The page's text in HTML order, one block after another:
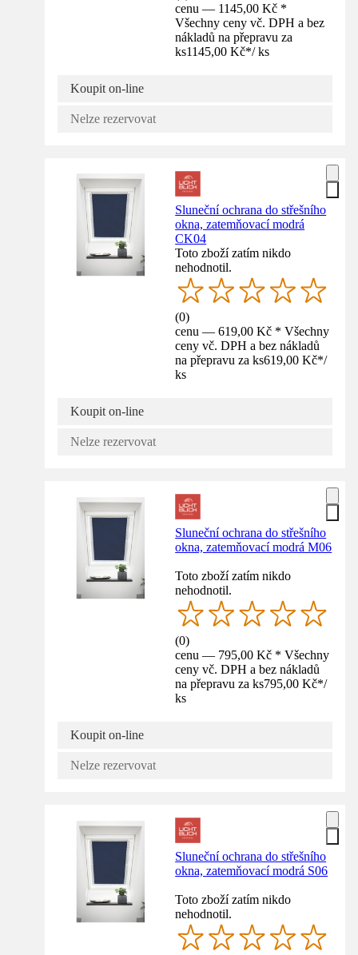
cenu — 1145,00 Kč *
Všechny ceny vč. DPH a bez
nákladů na přepravu za
ks1145,00 Kč*/ ks
Koupit on-line
Nelze rezervovat
Sluneční ochrana do střešního
okna, zatemňovací modrá
CK04
Toto zboží zatím nikdo
nehodnotil.
(0)
cenu — 619,00 Kč * Všechny
ceny vč. DPH a bez nákladů
na přepravu za ks619,00 Kč*/
ks
Koupit on-line
Nelze rezervovat
Sluneční ochrana do střešního
okna, zatemňovací modrá M06
Toto zboží zatím nikdo
nehodnotil.
(0)
cenu — 795,00 Kč * Všechny
ceny vč. DPH a bez nákladů
na přepravu za ks795,00 Kč*/
ks
Koupit on-line
Nelze rezervovat
Sluneční ochrana do střešního
okna, zatemňovací modrá S06
Toto zboží zatím nikdo
nehodnotil.